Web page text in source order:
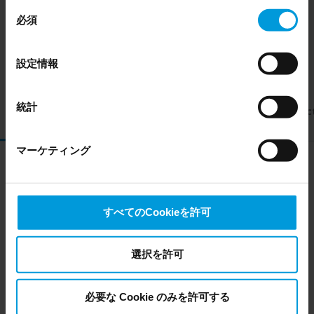
いつでも同意を撤回できます。
agreements and model clauses with our third-party
providers’ European entities, we shall inform you that the
that, from an EU perspective (please see latest status
), for US owned companies (such as Microsoft and
the US, as they may possibly be required to give data
transfers your personal data to the US either based on
your consent, and for Microsoft also based on
Milestone’s legitimate interest. Please click ‘Show details’
for more information.
必須
設定情報
統計
マーケティング
すべてのCookieを許可
選択を許可
必要な Cookie のみを許可する
Milestoneのツール
XProtect
病院のセキュリティを確保
XProtectのオープンプラットフォームソフトウェア
をビデオソリューションの基盤として使用すること
で、現在も将来も病院のニーズに合わせてシステム
全体を柔軟に構築できます。